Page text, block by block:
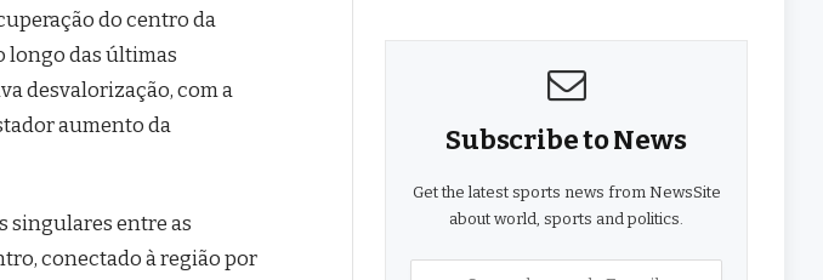
do centro da
longo das últimas
desvalorização, com a
aumento da
singulares entre as
conectado à região por
Subscribe to News
Get the latest sports news from NewsSite
about world, sports and politics.